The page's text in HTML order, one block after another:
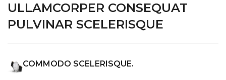
ULLAMCORPER CONSEQUAT
PULVINAR SCELERISQUE
COMMODO SCELERISQUE.